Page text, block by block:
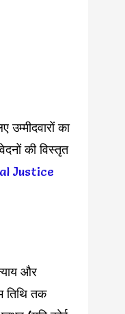
का
की विस्तृत
Justice
और
तिथि तक